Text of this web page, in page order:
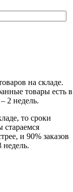
на складе.
товары есть в
2 недель.
то сроки
стараемся
и 90% заказов
недель.